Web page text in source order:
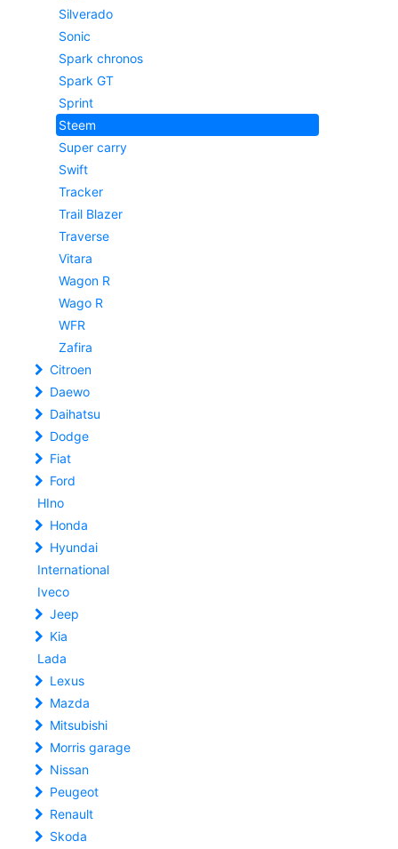
Silverado
Sonic
Spark chronos
Spark GT
Sprint
Steem
Super carry
Swift
Tracker
Trail Blazer
Traverse
Vitara
Wagon R
Wago R
WFR
Zafira
Citroen
Daewo
Daihatsu
Dodge
Fiat
Ford
HIno
Honda
Hyundai
International
Iveco
Jeep
Kia
Lada
Lexus
Mazda
Mitsubishi
Morris garage
Nissan
Peugeot
Renault
Skoda